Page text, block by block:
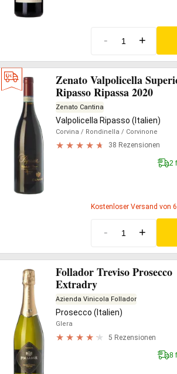
- +
Zenato Valpolicella
Ripasso Ripassa 2020
Zenato Cantina
Valpolicella Ripasso (Italien)
Corvina / Rondinella / Corvinone
38 Rezensionen
2
Kostenloser Versand von
- +
Follador Treviso Prosecco
Extradry
Azienda Vinicola Follador
Prosecco (Italien)
Glera
5 Rezensionen
8